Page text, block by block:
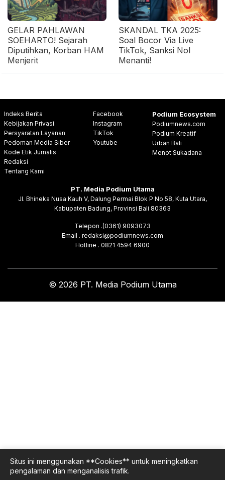
GELAR PAHLAWAN
SOEHARTO! Sejarah
Diputihkan, Korban HAM
Menjerit
SKANDAL TKA 2025:
Soal Bocor Via Live
TikTok, Sanksi Nol
Menanti!
Indeks Berita
Kebijakan Privasi
Persyaratan Layanan
Pedoman Media Siber
Kode Etik Jurnalis
Redaksi
Tentang Kami
Facebook
Instagram
TikTok
Youtube
Podium Ecosystem
Podiumnews.com
Podium Kreatif
Urban Bali
Menot Sukadana
PT. Media Podium Utama
Jl. Bhineka Nusa Kauh V, Dalung Permai Blok P No 58, Kuta Utara,
Kabupaten Badung, Provinsi Bali 80363
Telepon .(0361) 9093073
Email . redaksi@podiumnews.com
Hotline . 0821 4594 6900
© 2026 PT. Media Podium Utama
Situs ini menggunakan **Cookies** untuk meningkatkan
pengalaman dan menganalisis trafik.